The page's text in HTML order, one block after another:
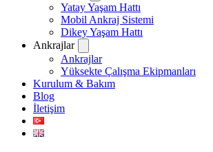
Yatay Yaşam Hattı
Mobil Ankraj Sistemi
Dikey Yaşam Hattı
Ankrajlar
Ankrajlar
Yüksekte Çalışma Ekipmanları
Kurulum & Bakım
Blog
İletişim